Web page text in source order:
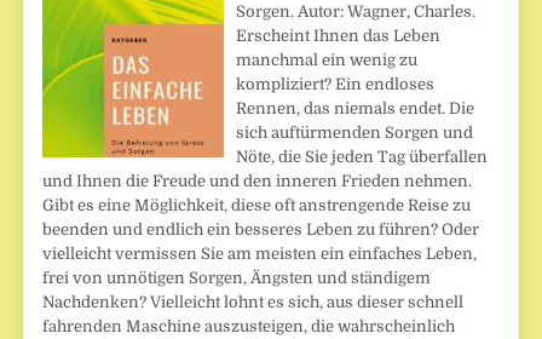
Sorgen. Autor: Wagner, Charles.
Erscheint Ihnen das Leben
manchmal ein wenig zu
kompliziert? Ein endloses
Rennen, das niemals endet. Die
sich auftürmenden Sorgen und
Nöte, die Sie jeden Tag überfallen
und Ihnen die Freude und den inneren Frieden nehmen.
Gibt es eine Möglichkeit, diese oft anstrengende Reise zu
beenden und endlich ein besseres Leben zu führen? Oder
vielleicht vermissen Sie am meisten ein einfaches Leben,
frei von unnötigen Sorgen, Ängsten und ständigem
Nachdenken? Vielleicht lohnt es sich, aus dieser schnell
fahrenden Maschine auszusteigen, die wahrscheinlich